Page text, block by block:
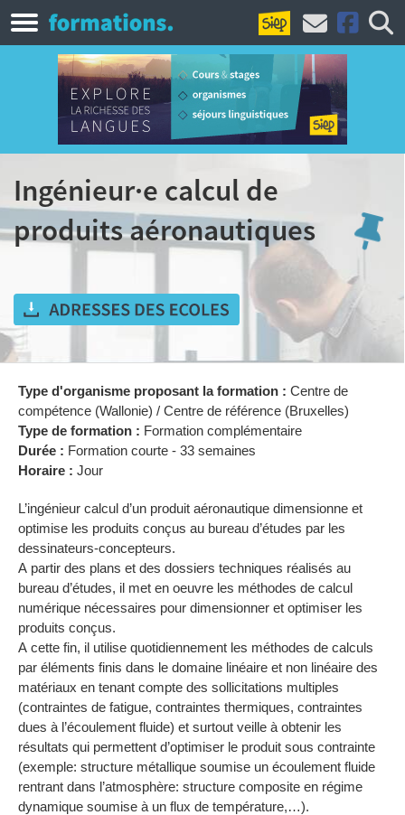
Ingénieur·e calcul de
produits aéronautiques
Type d'organisme proposant la formation : Centre de
compétence (Wallonie) / Centre de référence (Bruxelles)
Type de formation : Formation complémentaire
Durée :
Formation courte - 33 semaines
Horaire : Jour
L’ingénieur calcul d’un produit aéronautique dimensionne et
optimise les produits conçus au bureau d’études par les
dessinateurs-concepteurs.
A partir des plans et des dossiers techniques réalisés au
bureau d’études, il met en oeuvre les méthodes de calcul
numérique nécessaires pour dimensionner et optimiser les
produits conçus.
A cette fin, il utilise quotidiennement les méthodes de calculs
par éléments finis dans le domaine linéaire et non linéaire des
matériaux en tenant compte des sollicitations multiples
(contraintes de fatigue, contraintes thermiques, contraintes
dues à l’écoulement fluide) et surtout veille à obtenir les
résultats qui permettent d’optimiser le produit sous contrainte
(exemple: structure métallique soumise un écoulement fluide
rentrant dans l’atmosphère: structure composite en régime
dynamique soumise à un flux de température,…).